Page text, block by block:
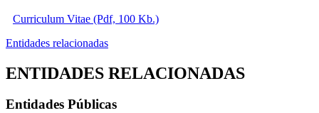
Curriculum Vitae (Pdf, 100 Kb.)
Entidades relacionadas
ENTIDADES RELACIONADAS
Entidades Públicas